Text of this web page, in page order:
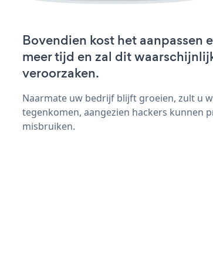
Bovendien kost het aanpassen
meer tijd en zal dit
veroorzaken.
Naarmate uw bedrijf blijft groeien, zult u
tegenkomen, aangezien hackers kunnen
misbruiken.